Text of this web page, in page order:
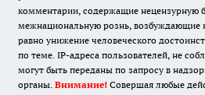
комментарии, содержащие нецензурную
межнациональную рознь, возбуждающие
равно унижение человеческого
по теме. IP-адреса пользователей, не
могут быть переданы по запросу в
органы. Внимание! Совершая любые